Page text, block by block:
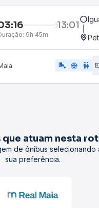
13:01
9h 45m
airline_seat_legroom_extra ac_unit wc
atuam nesta
de ônibus selecionando
sua preferência.